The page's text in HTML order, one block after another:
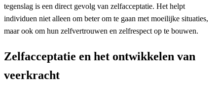
tegenslag is een direct gevolg van zelfacceptatie. Het helpt
individuen niet alleen om beter om te gaan met moeilijke situaties,
maar ook om hun zelfvertrouwen en zelfrespect op te bouwen.
Zelfacceptatie en het ontwikkelen van
veerkracht